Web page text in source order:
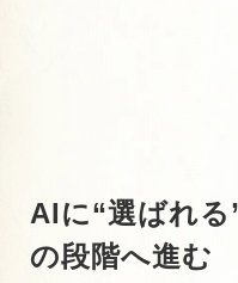
AIに“選ばれ
の段階へ進む